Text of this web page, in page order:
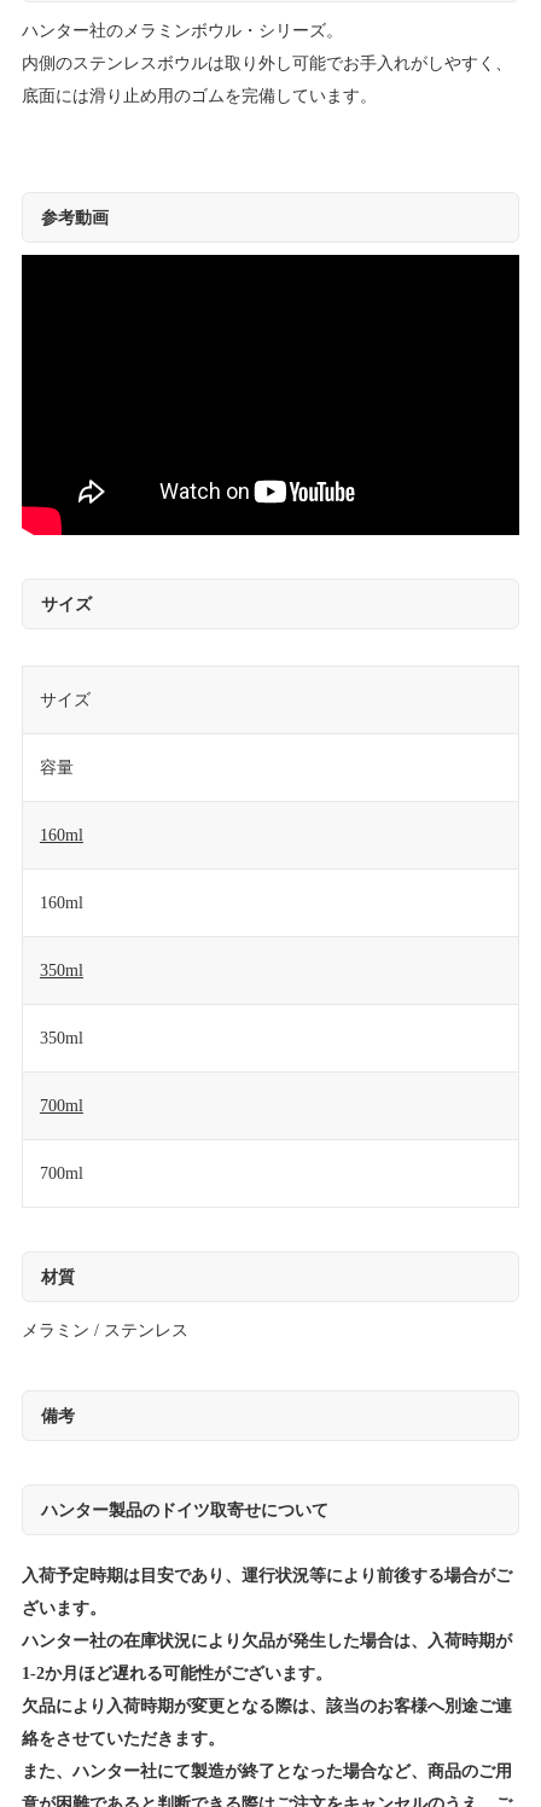
ハンター社のメラミンボウル・シリーズ。
内側のステンレスボウルは取り外し可能でお手入れがしやすく、
底面には滑り止め用のゴムを完備しています。
参考動画
サイズ
サイズ
容量
160ml
160ml
350ml
350ml
700ml
700ml
材質
メラミン / ステンレス
備考
ハンター製品のドイツ取寄せについて
入荷予定時期は目安であり、運行状況等により前後する場合がご
ざいます。
ハンター社の在庫状況により欠品が発生した場合は、入荷時期が
1-2か月ほど遅れる可能性がございます。
欠品により入荷時期が変更となる際は、該当のお客様へ別途ご連
絡をさせていただきます。
また、ハンター社にて製造が終了となった場合など、商品のご用